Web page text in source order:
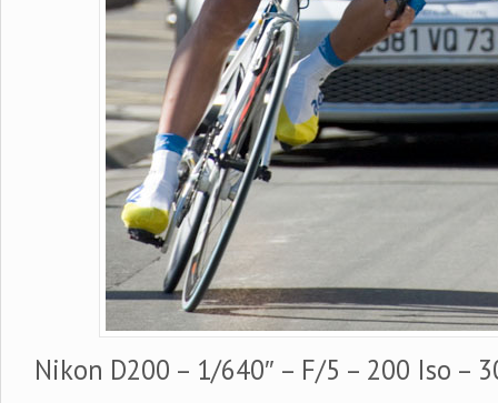
Nikon D200 – 1/640″ – F/5 – 200 Iso –